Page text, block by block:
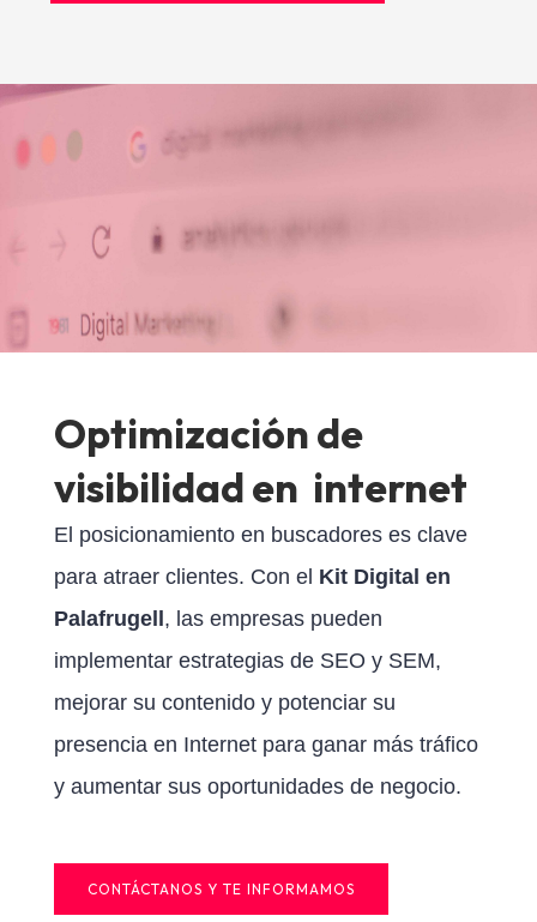
Optimización de
visibilidad en internet
El posicionamiento en buscadores es clave
para atraer clientes. Con el Kit Digital en
Palafrugell, las empresas pueden
implementar estrategias de SEO y SEM,
mejorar su contenido y potenciar su
presencia en Internet para ganar más tráfico
y aumentar sus oportunidades de negocio.
CONTÁCTANOS Y TE INFORMAMOS